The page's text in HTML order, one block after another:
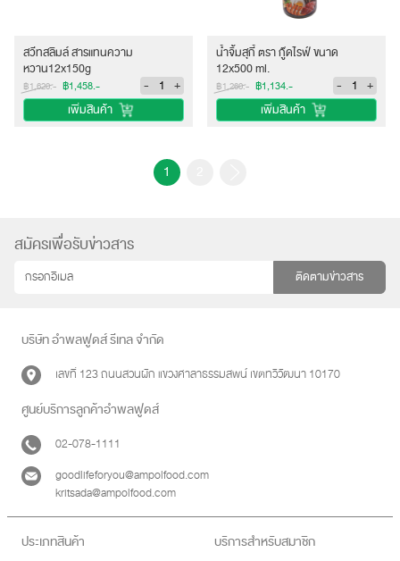
สวีทสลิมล์ สารแทนความ
หวาน12x150g
฿1,620.- ฿1,458.- -
+
เพิ่มสินค้า
น้ำจิ้มสุกี้ ตรา กู๊ดไรฟ์ ขนาด
12x500 ml.
฿1,260.- ฿1,134.- -
+
เพิ่มสินค้า
1
สมัครเพื่อรับข่าวสาร
ติดตามข่าวสาร
บริษัท อำพลฟูดส์ รีเทล จำกัด
เลขที่ 123 ถนนสวนผัก แขวงศาลาธรรมสพน์ เขตทวีวัฒนา 10170
ศูนย์บริการลูกค้าอำพลฟูดส์
02-078-1111
goodlifeforyou@ampolfood.com
kritsada@ampolfood.com
ประเภทสินค้า บริการสำหรับสมาชิก